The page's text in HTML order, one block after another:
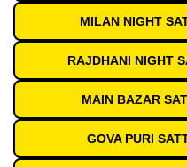
MILAN NIGHT
RAJDHANI NIGHT
MAIN BAZAR
GOVA PURI